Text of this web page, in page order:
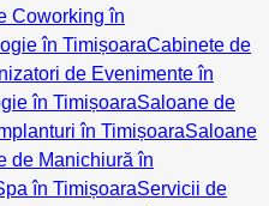
Coworking în
în TimișoaraCabinete de
de Evenimente în
în TimișoaraSaloane de
în TimișoaraSaloane
de Manichiură în
în TimișoaraServicii de